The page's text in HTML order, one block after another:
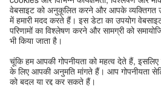
गोपनीयता और सुगम्यता
गोपनीयता सेटिंग्स